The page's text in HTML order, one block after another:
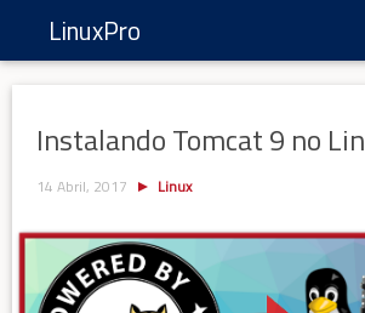
LinuxPro
Instalando Tomcat 9 no
14 Abril, 2017 Linux